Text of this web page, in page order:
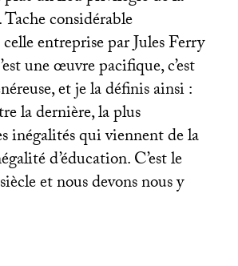
considérable
entreprise par Jules Ferry
une œuvre pacifique, c’est
et je la définis ainsi :
la dernière, la plus
inégalités qui viennent de la
d’éducation. C’est le
et nous devons nous y